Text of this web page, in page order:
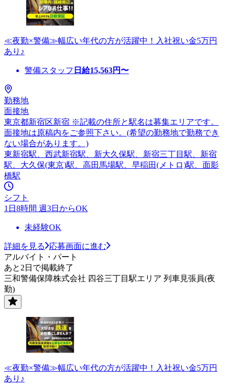
≪夜勤×警備≫幅広い年代の方が活躍中！入社祝い金5万円
あり♪
警備スタッフ 日給15,563円〜
勤務地
面接地
東京都新宿区新宿 ※記載の住所と駅名は募集エリアです。
面接地は原稿内をご参照下さい。(希望の勤務地で勤務でき
ない場合があります。)
東新宿駅、西武新宿駅、新大久保駅、新宿三丁目駅、新宿
駅、大久保(東京)駅、高田馬場駅、早稲田(メトロ)駅、面影
橋駅
シフト
1日8時間 週3日からOK
未経験OK
詳細を見る
応募画面に進む
アルバイト・パート
あと2日で掲載終了
三和警備保障株式会社 四谷三丁目駅エリア 列車見張員(夜
勤)
≪夜勤×警備≫幅広い年代の方が活躍中！入社祝い金5万円
あり♪